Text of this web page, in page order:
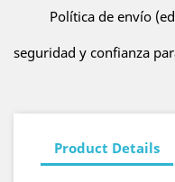
Política de envío
seguridad y confianza
Product Details